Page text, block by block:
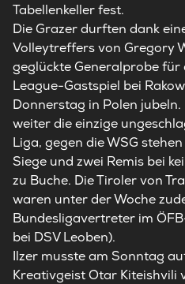
Tabellenkeller fest.
Die Grazer durften dank
Volleytreffers von Gregory
geglückte Generalprobe
League-Gastspiel bei
Donnerstag in Polen
weiter die einzige
Liga, gegen die WSG
Siege und zwei Remis bei
zu Buche. Die Tiroler von
waren unter der Woche
Bundesligavertreter im
bei DSV Leoben).
Ilzer musste am Sonntag
Kreativgeist Otar Kiteishvili